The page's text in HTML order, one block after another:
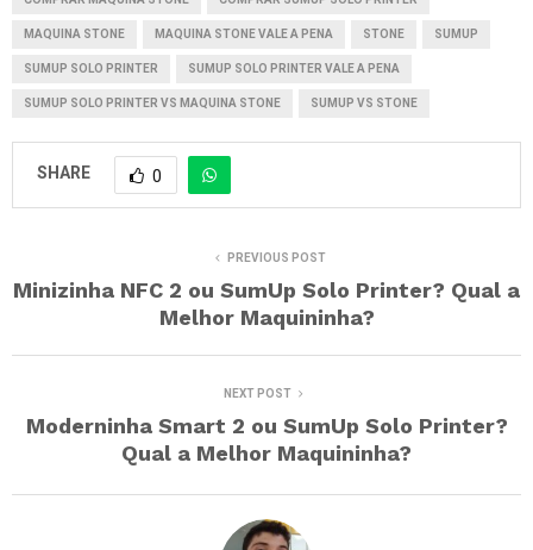
MAQUINA STONE MAQUINA STONE VALE A PENA STONE SUMUP
SUMUP SOLO PRINTER SUMUP SOLO PRINTER VALE A PENA
SUMUP SOLO PRINTER VS MAQUINA STONE SUMUP VS STONE
SHARE 0
PREVIOUS POST
Minizinha NFC 2 ou SumUp Solo Printer? Qual a
Melhor Maquininha?
NEXT POST
Moderninha Smart 2 ou SumUp Solo Printer?
Qual a Melhor Maquininha?